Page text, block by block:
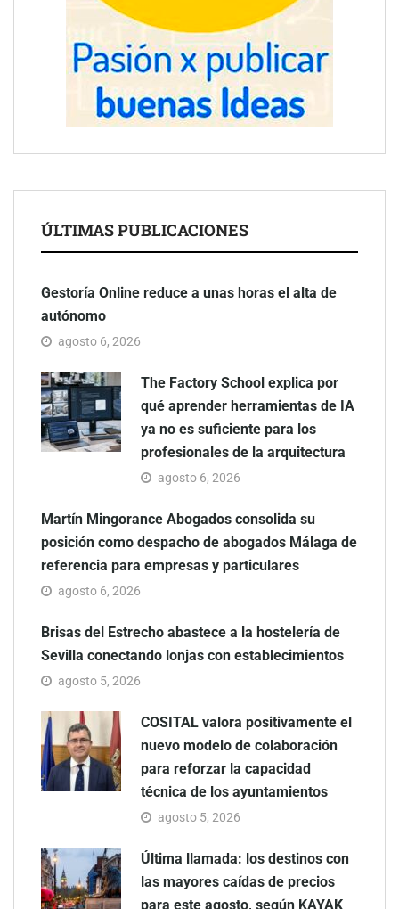
ÚLTIMAS PUBLICACIONES
Gestoría Online reduce a unas horas el alta de
autónomo
agosto 6, 2026
The Factory School explica por
qué aprender herramientas de IA
ya no es suficiente para los
profesionales de la arquitectura
agosto 6, 2026
Martín Mingorance Abogados consolida su
posición como despacho de abogados Málaga de
referencia para empresas y particulares
agosto 6, 2026
Brisas del Estrecho abastece a la hostelería de
Sevilla conectando lonjas con establecimientos
agosto 5, 2026
COSITAL valora positivamente el
nuevo modelo de colaboración
para reforzar la capacidad
técnica de los ayuntamientos
agosto 5, 2026
Última llamada: los destinos con
las mayores caídas de precios
para este agosto, según KAYAK